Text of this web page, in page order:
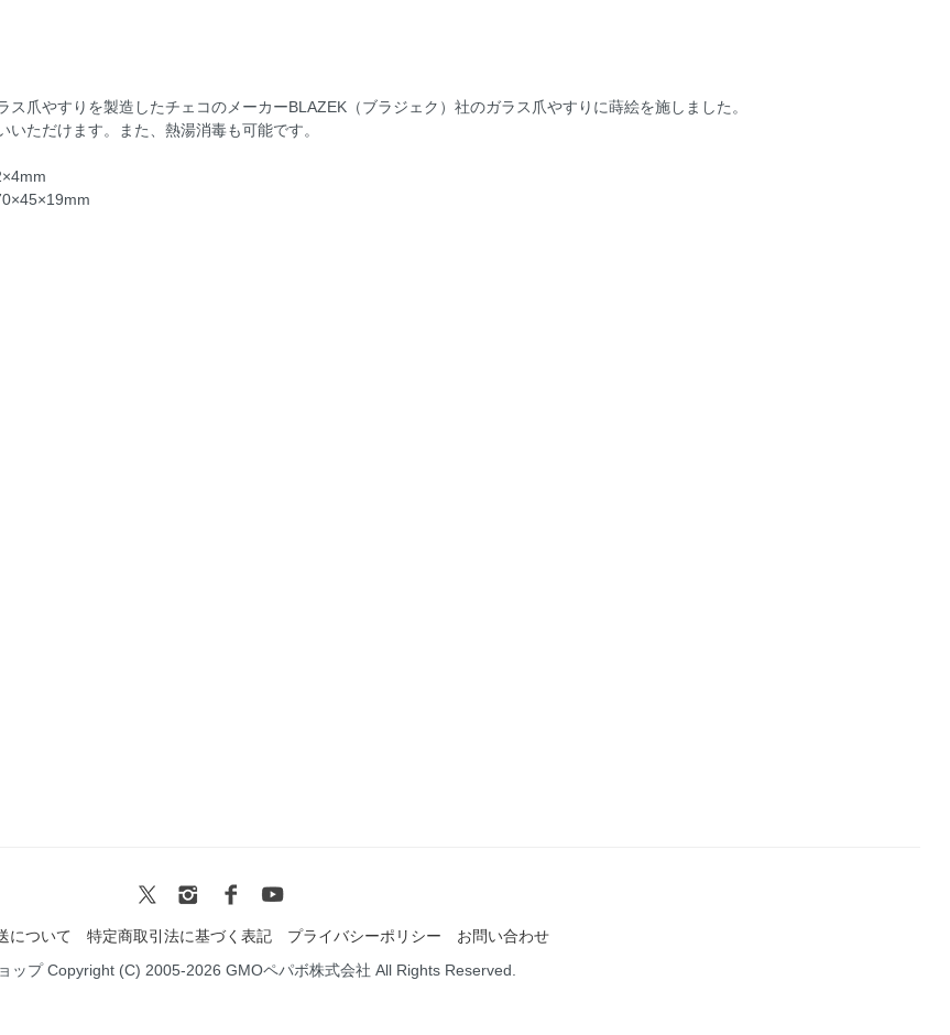
ス爪やすりを製造したチェコのメーカーBLAZEK（ブラジェク）社のガラス爪やすりに蒔絵を施しました。
いただけます。また、熱湯消毒も可能です。
について 特定商取引法に基づく表記 プライバシーポリシー
お問い合わせ
ップCopyright (C) 2005-2026 GMOペパボ株式会社 All Rights Reserved.